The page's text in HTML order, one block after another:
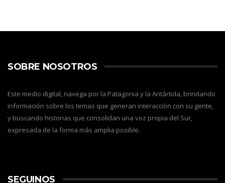
SOBRE NOSOTROS
Este medio digital, navega por la Patagonia y la Antártida, brindando
información sobre los temas que generan interacción con su gente,
y buscando historias que consolidan una voz propia del Sur,
expresada de la forma más amplia posible.
SEGUINOS